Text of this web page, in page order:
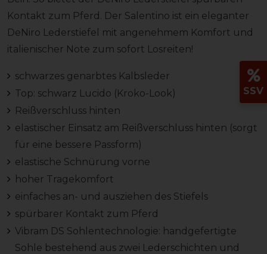
Kontakt zum Pferd. Der Salentino ist ein eleganter
DeNiro Lederstiefel mit angenehmem Komfort und
italienischer Note zum sofort Losreiten!
schwarzes genarbtes Kalbsleder
Top: schwarz Lucido (Kroko-Look)
Reißverschluss hinten
elastischer Einsatz am Reißverschluss hinten (sorgt
für eine bessere Passform)
elastische Schnürung vorne
hoher Tragekomfort
einfaches an- und ausziehen des Stiefels
spürbarer Kontakt zum Pferd
Vibram DS Sohlentechnologie: handgefertigte
Sohle bestehend aus zwei Lederschichten und
SSV